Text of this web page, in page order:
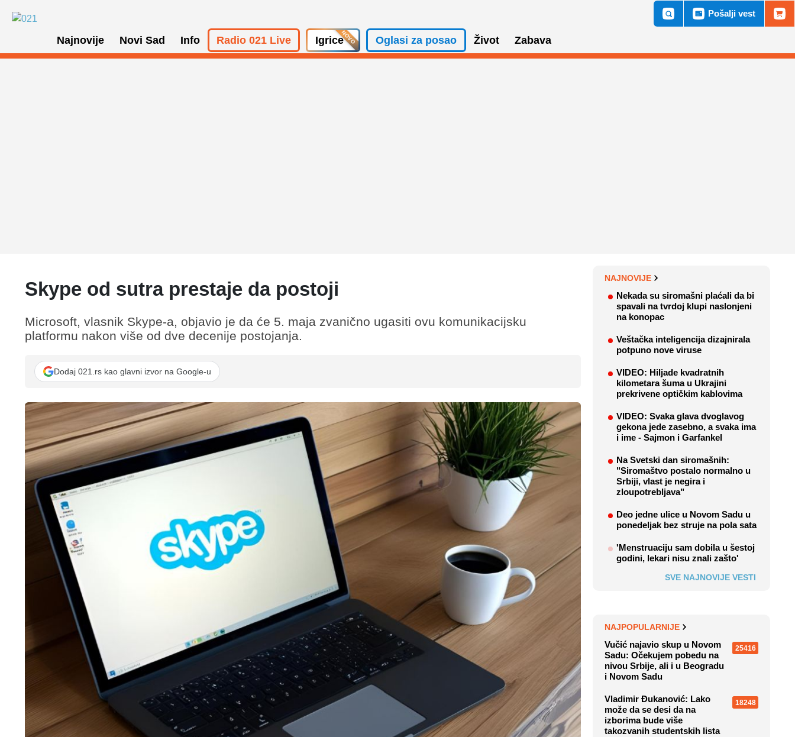
Najnovije Novi Sad Info Radio 021 Live Igrice Oglasi za posao Život Zabava
Pošalji vest
Skype od sutra prestaje da postoji
Microsoft, vlasnik Skype-a, objavio je da će 5. maja zvanično ugasiti ovu komunikacijsku
platformu nakon više od dve decenije postojanja.
Dodaj 021.rs kao glavni izvor na Google-u
NAJNOVIJE
Nekada su siromašni plaćali da bi
spavali na tvrdoj klupi naslonjeni
na konopac
Veštačka inteligencija dizajnirala
potpuno nove viruse
VIDEO: Hiljade kvadratnih
kilometara šuma u Ukrajini
prekrivene optičkim kablovima
VIDEO: Svaka glava dvoglavog
gekona jede zasebno, a svaka ima
i ime - Sajmon i Garfankel
Na Svetski dan siromašnih:
"Siromaštvo postalo normalno u
Srbiji, vlast je negira i
zloupotrebljava"
Deo jedne ulice u Novom Sadu u
ponedeljak bez struje na pola sata
'Menstruaciju sam dobila u šestoj
godini, lekari nisu znali zašto'
SVE NAJNOVIJE VESTI
NAJPOPULARNIJE
Vučić najavio skup u Novom
Sadu: Očekujem pobedu na
nivou Srbije, ali i u Beogradu
i Novom Sadu
25416
Vladimir Đukanović: Lako
može da se desi da na
izborima bude više
takozvanih studentskih lista
18248